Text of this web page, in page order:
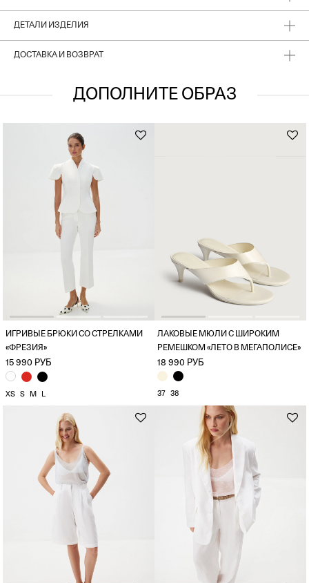
манжеты.
ДЕТАЛИ ИЗДЕЛИЯ
ДОСТАВКА И ВОЗВРАТ
ДОПОЛНИТЕ ОБРАЗ
ИГРИВЫЕ БРЮКИ СО СТРЕЛКАМИ
«ФРЕЗИЯ»
15 990 РУБ
XS S M L
ЛАКОВЫЕ МЮЛИ С ШИРОКИМ
РЕМЕШКОМ «ЛЕТО В МЕГАПОЛИСЕ»
18 990 РУБ
37 38